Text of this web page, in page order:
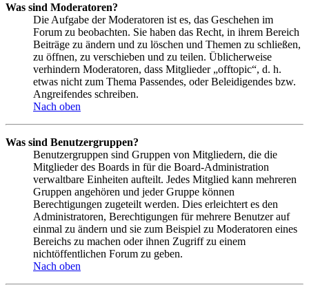
Was sind Moderatoren?
Die Aufgabe der Moderatoren ist es, das Geschehen im
Forum zu beobachten. Sie haben das Recht, in ihrem Bereich
Beiträge zu ändern und zu löschen und Themen zu schließen,
zu öffnen, zu verschieben und zu teilen. Üblicherweise
verhindern Moderatoren, dass Mitglieder „offtopic“, d. h.
etwas nicht zum Thema Passendes, oder Beleidigendes bzw.
Angreifendes schreiben.
Nach oben
Was sind Benutzergruppen?
Benutzergruppen sind Gruppen von Mitgliedern, die die
Mitglieder des Boards in für die Board-Administration
verwaltbare Einheiten aufteilt. Jedes Mitglied kann mehreren
Gruppen angehören und jeder Gruppe können
Berechtigungen zugeteilt werden. Dies erleichtert es den
Administratoren, Berechtigungen für mehrere Benutzer auf
einmal zu ändern und sie zum Beispiel zu Moderatoren eines
Bereichs zu machen oder ihnen Zugriff zu einem
nichtöffentlichen Forum zu geben.
Nach oben